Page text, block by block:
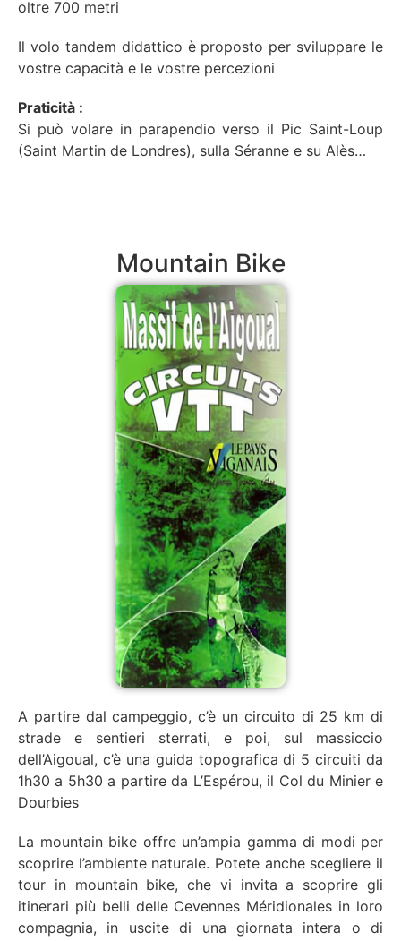
oltre 700 metri
Il volo tandem didattico è proposto per sviluppare le
vostre capacità e le vostre percezioni
Praticità :
Si può volare in parapendio verso il Pic Saint-Loup
(Saint Martin de Londres), sulla Séranne e su Alès…
Mountain Bike
A partire dal campeggio, c’è un circuito di 25 km di
strade e sentieri sterrati, e poi, sul massiccio
dell’Aigoual, c’è una guida topografica di 5 circuiti da
1h30 a 5h30 a partire da L’Espérou, il Col du Minier e
Dourbies
La mountain bike offre un’ampia gamma di modi per
scoprire l’ambiente naturale. Potete anche scegliere il
tour in mountain bike, che vi invita a scoprire gli
itinerari più belli delle Cevennes Méridionales in loro
compagnia, in uscite di una giornata intera o di